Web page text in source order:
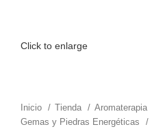
Click to enlarge
Inicio Tienda
Aromaterapia
Gemas y Piedras Energéticas